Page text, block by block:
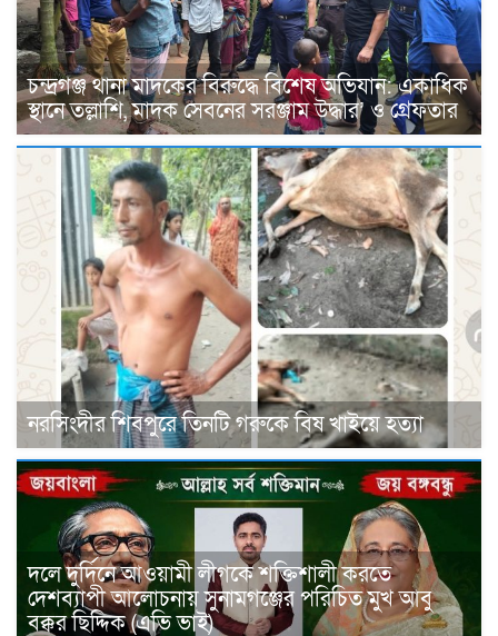
চন্দ্রগঞ্জ থানা মাদকের বিরুদ্ধে বিশেষ অভিযান: একাধিক
স্থানে তল্লাশি, মাদক সেবনের সরঞ্জাম উদ্ধার’ ও গ্রেফতার
নরসিংদীর শিবপুরে তিনটি গরুকে বিষ খাইয়ে হত্যা
দলে দুর্দিনে আওয়ামী লীগকে শক্তিশালী করতে
দেশব্যাপী আলোচনায় সুনামগঞ্জের পরিচিত মুখ আবু
বক্কর ছিদ্দিক (এভি ভাই)